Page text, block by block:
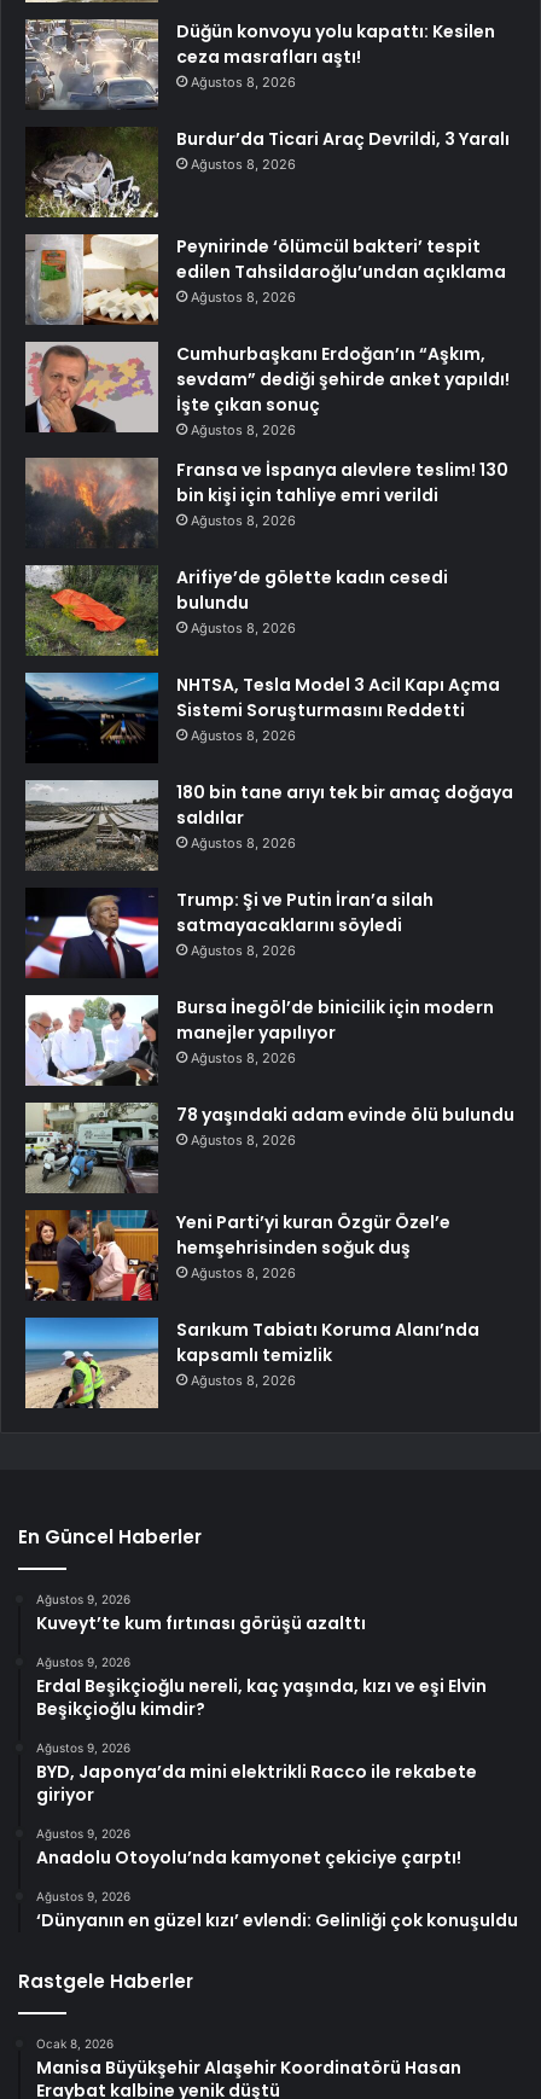
Düğün konvoyu yolu kapattı: Kesilen
ceza masrafları aştı!
Ağustos 8, 2026
Burdur’da Ticari Araç Devrildi, 3 Yaralı
Ağustos 8, 2026
Peynirinde ‘ölümcül bakteri’ tespit
edilen Tahsildaroğlu’undan açıklama
Ağustos 8, 2026
Cumhurbaşkanı Erdoğan’ın “Aşkım,
sevdam” dediği şehirde anket yapıldı!
İşte çıkan sonuç
Ağustos 8, 2026
Fransa ve İspanya alevlere teslim! 130
bin kişi için tahliye emri verildi
Ağustos 8, 2026
Arifiye’de gölette kadın cesedi
bulundu
Ağustos 8, 2026
NHTSA, Tesla Model 3 Acil Kapı Açma
Sistemi Soruşturmasını Reddetti
Ağustos 8, 2026
180 bin tane arıyı tek bir amaç doğaya
saldılar
Ağustos 8, 2026
Trump: Şi ve Putin İran’a silah
satmayacaklarını söyledi
Ağustos 8, 2026
Bursa İnegöl’de binicilik için modern
manejler yapılıyor
Ağustos 8, 2026
78 yaşındaki adam evinde ölü bulundu
Ağustos 8, 2026
Yeni Parti’yi kuran Özgür Özel’e
hemşehrisinden soğuk duş
Ağustos 8, 2026
Sarıkum Tabiatı Koruma Alanı’nda
kapsamlı temizlik
Ağustos 8, 2026
En Güncel Haberler
Ağustos 9, 2026
Kuveyt’te kum fırtınası görüşü azalttı
Ağustos 9, 2026
Erdal Beşikçioğlu nereli, kaç yaşında, kızı ve eşi Elvin
Beşikçioğlu kimdir?
Ağustos 9, 2026
BYD, Japonya’da mini elektrikli Racco ile rekabete
giriyor
Ağustos 9, 2026
Anadolu Otoyolu’nda kamyonet çekiciye çarptı!
Ağustos 9, 2026
‘Dünyanın en güzel kızı’ evlendi: Gelinliği çok konuşuldu
Rastgele Haberler
Ocak 8, 2026
Manisa Büyükşehir Alaşehir Koordinatörü Hasan
Eraybat kalbine yenik düştü